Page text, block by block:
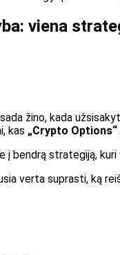
viena
žino, kada
kas „Crypto
į bendrą strategiją,
verta suprasti, ką